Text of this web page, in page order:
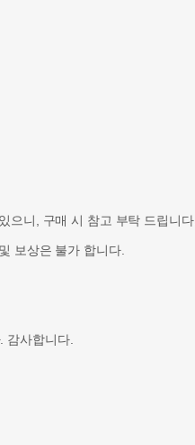
으니, 구매 시 참고 부탁 드립니다.
보상은 불가 합니다.
감사합니다.